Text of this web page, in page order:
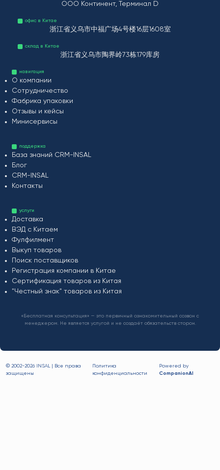
ООО Континент, Терминал D
офис в Китае
浙江省义乌市中福广场4号楼16层1608室
склад в Китае
浙江省义乌市陶界岭73栋179库房
навигация
О компании
Сотрудничество
Фабрика упаковки
Отзывы и кейсы
Минисервисы
поддержка
База знаний CRM-INSAL
Блог
CRM-INSAL
Контакты
услуги
Доставка
ВЭД с Китаем
Фулфилмент
Выкуп товаров
Поиск поставщиков
Регистрация компании в Китае
Сертификация товаров из Китая
"Честный знак" товаров из Китая
«Бесплатная консультация» — это первичный ознакомительный созвон с
менеджером. Не является услугой и не создаёт обязательств сторон.
© 2002-2026 INSAL | Все права
защищены
Политика
конфиденциальности
Powered by
CompanionAI